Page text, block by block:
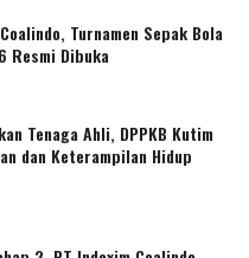
Turnamen Sepak Bola
Resmi Dibuka
Tenaga Ahli, DPPKB Kutim
dan Keterampilan Hidup